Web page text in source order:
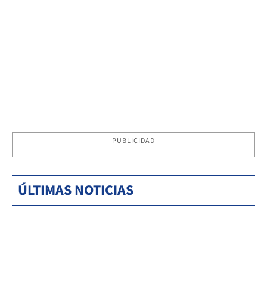
PUBLICIDAD
ÚLTIMAS NOTICIAS